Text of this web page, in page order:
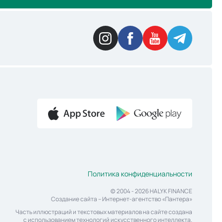
Политика конфиденциальности
© 2004 - 2026 HALYK FINANCE
Создание сайта – Интернет-агентство «Пантера»
Часть иллюстраций и текстовых материалов на сайте создана
с использованием технологий искусственного интеллекта.